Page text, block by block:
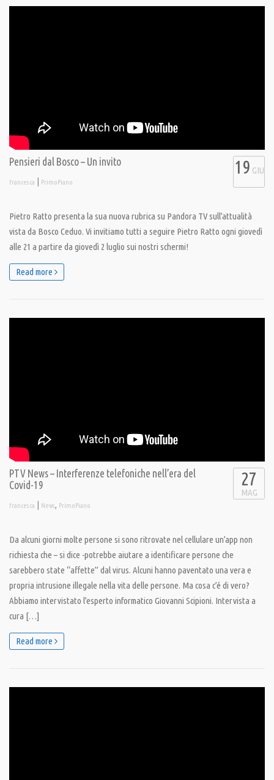
Pensieri dal Bosco – Un invito
francesca | PrimoPiano
19 GIU
Pietro Ratto presenta la sua nuova rubrica su Pandora TV sull’attualità
vista da Bosco Ceduo. Vi invitiamo tutti a seguire Pietro Ratto ogni giovedì
alle 21 a partire da giovedì 2 luglio sui nostri schermi!
Read more
PTV News – Interferenze telefoniche nell’era del
Covid-19
francesca | News, PrimoPiano
27
MAG
Da alcuni giorni molte persone si sono ritrovate nel cellulare un’app non
richiesta che – si dice -potrebbe aiutare a identificare persone che
sarebbero state “affette” dal virus. Alcuni hanno paventato una vera e
propria intrusione illegale nella vita delle persone. Ma cosa c’é di vero?
Abbiamo intervistato l’esperto informatico Giovanni Scipioni. Intervista a
cura […]
Read more